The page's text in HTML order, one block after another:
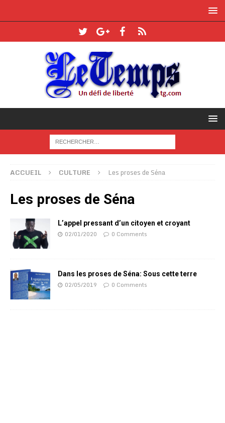
ACCUEIL CULTURE Les proses de Séna
Les proses de Séna
L’appel pressant d’un citoyen et croyant
02/01/2020 0 Comments
Dans les proses de Séna: Sous cette terre
02/05/2019 0 Comments